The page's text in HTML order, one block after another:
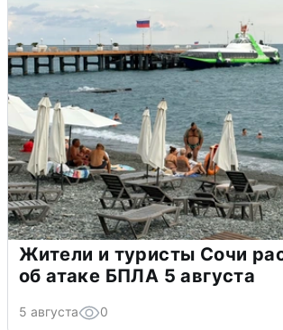
Жители и туристы Сочи
об атаке БПЛА 5 августа
5 августа 0